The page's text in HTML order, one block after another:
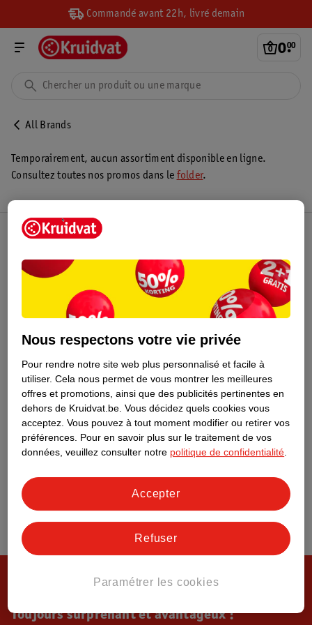
Commandé avant 22h, livré demain
0.
00
All Brands
Temporairement, aucun assortiment disponible en ligne.
Consultez toutes nos promos dans le folder.
Toujours surprenant et avantageux !
Nous respectons votre vie privée
Pour rendre notre site web plus personnalisé et facile à
utiliser. Cela nous permet de vous montrer les meilleures
offres et promotions, ainsi que des publicités pertinentes en
dehors de Kruidvat.be. Vous décidez quels cookies vous
acceptez. Vous pouvez à tout moment modifier ou retirer vos
préférences. Pour en savoir plus sur le traitement de vos
données, veuillez consulter notre politique de confidentialité
Paramétrer les cookies
Refuser
Accepter